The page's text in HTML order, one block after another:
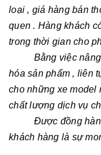
loại , giá hàng bán
quen . Hàng khách
trong thời gian cho
Bằng việc nâng
hóa sản phẩm , liên
cho những xe model
chất lượng dịch vụ
Được đồng hành
khách hàng là sự
Kính